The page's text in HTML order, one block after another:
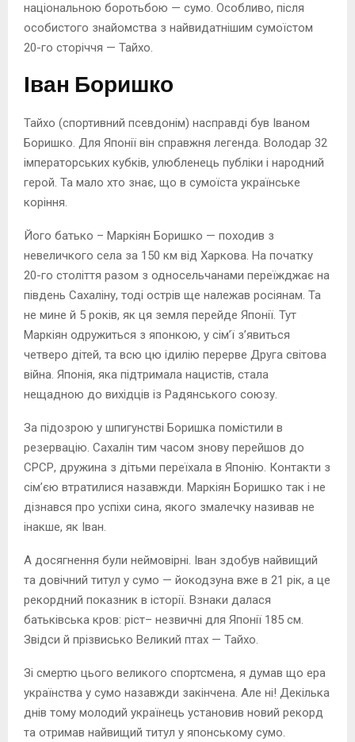
національною боротьбою — сумо. Особливо, після
особистого знайомства з найвидатнішим сумоїстом
20-го сторіччя — Тайхо.
Іван Боришко
Тайхо (спортивний псевдонім) насправді був Іваном
Боришко. Для Японії він справжня легенда. Володар 32
імператорських кубків, улюбленець публіки і народний
герой. Та мало хто знає, що в сумоїста українське
коріння.
Його батько – Маркіян Боришко — походив з
невеличкого села за 150 км від Харкова. На початку
20-го століття разом з односельчанами переїжджає на
південь Сахаліну, тоді острів ще належав росіянам. Та
не мине й 5 років, як ця земля перейде Японії. Тут
Маркіян одружиться з японкою, у сім’ї з’явиться
четверо дітей, та всю цю ідилію перерве Друга світова
війна. Японія, яка підтримала нацистів, стала
нещадною до вихідців із Радянського союзу.
За підозрою у шпигунстві Боришка помістили в
резервацію. Сахалін тим часом знову перейшов до
СРСР, дружина з дітьми переїхала в Японію. Контакти з
сім’єю втратилися назавжди. Маркіян Боришко так і не
дізнався про успіхи сина, якого змалечку називав не
інакше, як Іван.
А досягнення були неймовірні. Іван здобув найвищий
та довічний титул у сумо — йокодзуна вже в 21 рік, а це
рекордний показник в історії. Взнаки далася
батьківська кров: ріст– незвичні для Японії 185 см.
Звідси й прізвисько Великий птах — Тайхо.
Зі смертю цього великого спортсмена, я думав що ера
українства у сумо назавжди закінчена. Але ні! Декілька
днів тому молодий українець установив новий рекорд
та отримав найвищий титул у японському сумо.